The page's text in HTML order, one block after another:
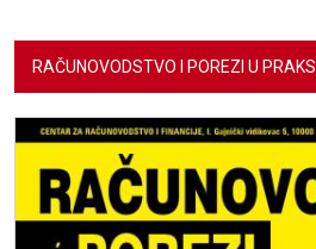
RAČUNOVODSTVO I POREZI U PRAKSI